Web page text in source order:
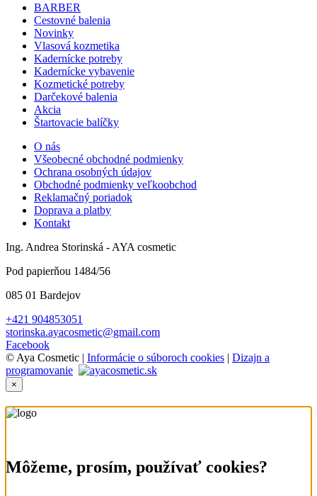
BARBER
Cestovné balenia
Novinky
Vlasová kozmetika
Kadernícke potreby
Kadernícke vybavenie
Kozmetické potreby
Darčekové balenia
Akcia
Štartovacie balíčky
O nás
Všeobecné obchodné podmienky
Ochrana osobných údajov
Obchodné podmienky veľkoobchod
Reklamačný poriadok
Doprava a platby
Kontakt
Ing. Andrea Storinská - AYA cosmetic
Pod papierňou 1484/56
085 01 Bardejov
+421 904853051
storinska.ayacosmetic@gmail.com
Facebook
© Aya Cosmetic | Informácie o súboroch cookies | Dizajn a
programovanie
×
Môžeme, prosím, používať cookies?